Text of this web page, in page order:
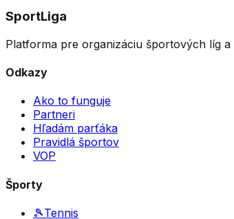
SportLiga
Platforma pre organizáciu športových líg
Odkazy
Ako to funguje
Partneri
Hľadám parťáka
Pravidlá športov
VOP
Športy
🎾Tennis